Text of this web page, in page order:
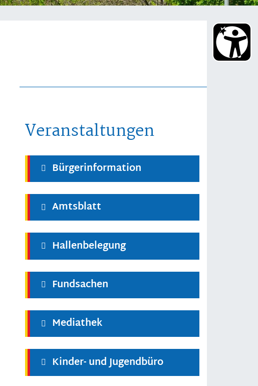
Veranstaltungen
Bürgerinformation
Amtsblatt
Hallenbelegung
Fundsachen
Mediathek
Kinder- und Jugendbüro